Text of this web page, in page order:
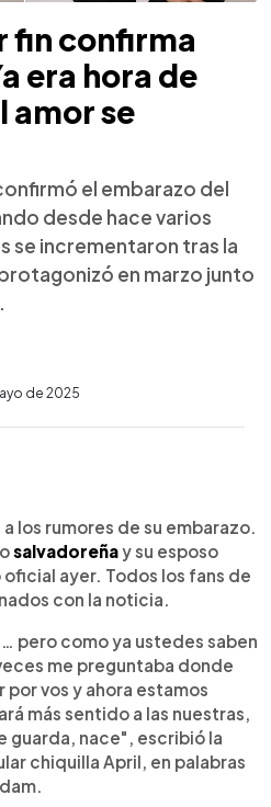
fin confirma
era hora de
amor se
el embarazo del
desde hace varios
se incrementaron tras la
en marzo junto
de 2025
los rumores de su embarazo.
salvadoreñay su esposo
ayer. Todos los fans de
con la noticia.
pero como ya ustedes saben
me preguntaba donde
vos y ahora estamos
más sentido a las nuestras,
guarda, nace", escribió la
chiquilla April, en palabras